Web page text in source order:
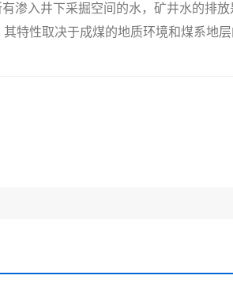
入井下采掘空间的水，矿井水的排放
特性取决于成煤的地质环境和煤系地